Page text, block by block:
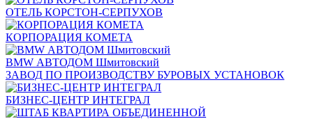
ОТЕЛЬ КОРСТОН-СЕРПУХОВ
КОРПОРАЦИЯ КОМЕТА
BMW АВТОДОМ Шмитовский
ЗАВОД ПО ПРОИЗВОДСТВУ БУРОВЫХ УСТАНОВОК
БИЗНЕС-ЦЕНТР ИНТЕГРАЛ